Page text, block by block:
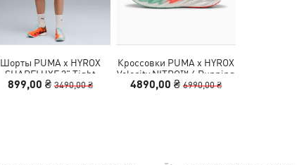
Шорты PUMA x HYROX
SHAPELUXE 3" Tight
Shorts Women
899,00 ₴ 3490,00 ₴
Кроссовки PUMA x HYROX
Velocity NITRO™ 4 Running
Shoes Women
4890,00 ₴ 6990,00 ₴